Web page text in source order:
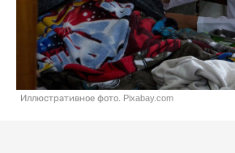
Иллюстративное фото. Pixabay.com